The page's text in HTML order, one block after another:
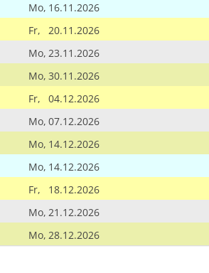
Mo, 16.11.2026
Fr,
20.11.2026
Mo, 23.11.2026
Mo, 30.11.2026
Fr,
04.12.2026
Mo, 07.12.2026
Mo, 14.12.2026
Mo, 14.12.2026
Fr,
18.12.2026
Mo, 21.12.2026
Mo, 28.12.2026